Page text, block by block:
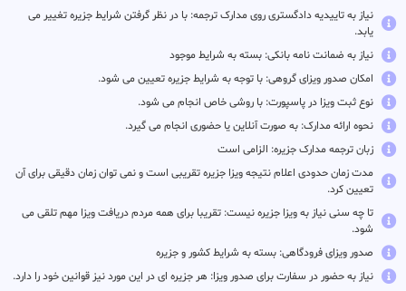
نیاز به تاییدیه دادگستری روی مدارک ترجمه: با در نظر گرفتن شرایط جزیره تغییر می
یابد.
نیاز به ضمانت نامه بانکی: بسته به شرایط موجود
امکان صدور ویزای گروهی: با توجه به شرایط جزیره تعیین می شود.
نوع ثبت ویزا در پاسپورت: با روشی خاص انجام می شود.
نحوه ارائه مدارک: به صورت آنلاین یا حضوری انجام می گیرد.
زبان ترجمه مدارک جزیره: الزامی است
مدت زمان حدودی اعلام نتیجه ویزا جزیره تقریبی است و نمی توان زمان دقیقی برای آن
تعیین کرد.
تا چه سنی نیاز به ویزا جزیره نیست: تقریبا برای همه مردم دریافت ویزا مهم تلقی می
شود.
صدور ویزای فرودگاهی: بسته به شرایط کشور و جزیره
نیاز به حضور در سفارت برای صدور ویزا: هر جزیره ای در این مورد نیز قوانین خود را دارد.